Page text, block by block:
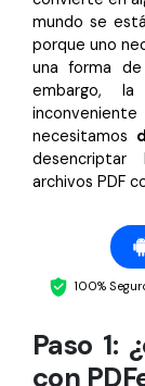
Lector
Más
Profesionales
Firmar
eSign
PDF OCR
Proteger
Trucos para
Trucos para
Trucos para
Ver más
Historias de
Usar mejor
mundo se
porque uno
una forma de
embargo,
necesitamos
desencriptar
archivos PDF
100%
Paso 1:
con